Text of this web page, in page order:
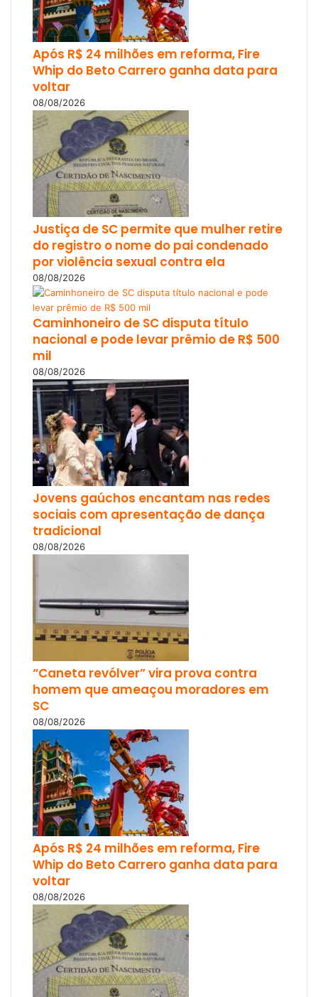
Após R$ 24 milhões em reforma, Fire
Whip do Beto Carrero ganha data para
voltar
08/08/2026
Justiça de SC permite que mulher retire
do registro o nome do pai condenado
por violência sexual contra ela
08/08/2026
Caminhoneiro de SC disputa título
nacional e pode levar prêmio de R$ 500
mil
08/08/2026
Jovens gaúchos encantam nas redes
sociais com apresentação de dança
tradicional
08/08/2026
“Caneta revólver” vira prova contra
homem que ameaçou moradores em
SC
08/08/2026
Após R$ 24 milhões em reforma, Fire
Whip do Beto Carrero ganha data para
voltar
08/08/2026